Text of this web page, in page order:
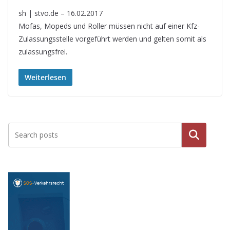
sh | stvo.de – 16.02.2017
Mofas, Mopeds und Roller müssen nicht auf einer Kfz-
Zulassungsstelle vorgeführt werden und gelten somit als
zulassungsfrei.
Weiterlesen
Suchen